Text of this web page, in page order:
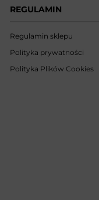
REGULAMIN
Regulamin sklepu
Polityka prywatności
Polityka Plików Cookies